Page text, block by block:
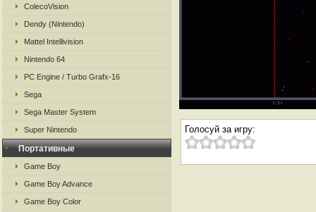
ColecoVision
Dendy (Nintendo)
Mattel Intellivision
Nintendo 64
PC Engine / Turbo Grafx-16
Sega
Sega Master System
Super Nintendo
Портативные
Game Boy
Game Boy Advance
Game Boy Color
Голосуй за игру: